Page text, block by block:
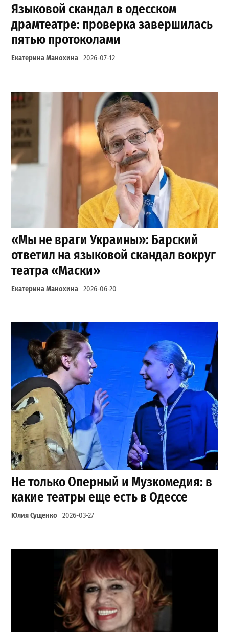
Языковой скандал в одесском
драмтеатре: проверка завершилась
пятью протоколами
Екатерина Манохина 2026-07-12
«Мы не враги Украины»: Барский
ответил на языковой скандал вокруг
театра «Маски»
Екатерина Манохина 2026-06-20
Не только Оперный и Музкомедия: в
какие театры еще есть в Одессе
Юлия Сущенко 2026-03-27